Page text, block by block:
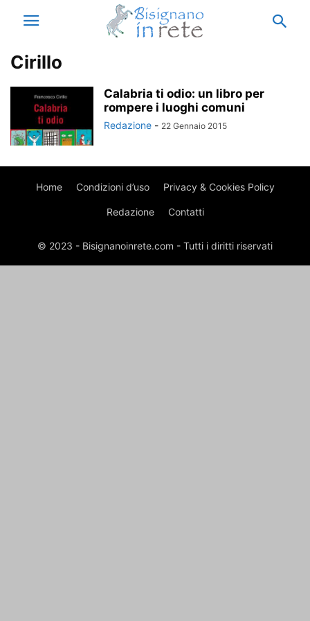
Cirillo
Calabria ti odio: un libro per
rompere i luoghi comuni
Redazione - 22 Gennaio 2015
Home Condizioni d’uso Privacy & Cookies Policy
Redazione Contatti
© 2023 - Bisignanoinrete.com - Tutti i diritti riservati